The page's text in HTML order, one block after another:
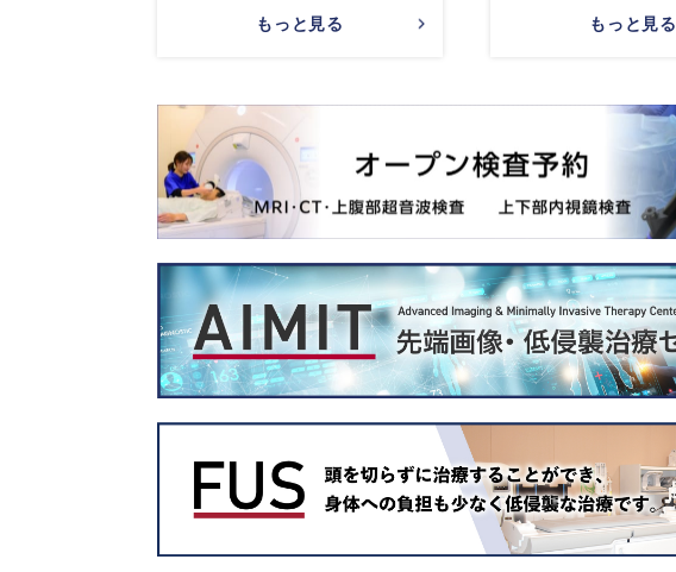
もっと見る もっと見る